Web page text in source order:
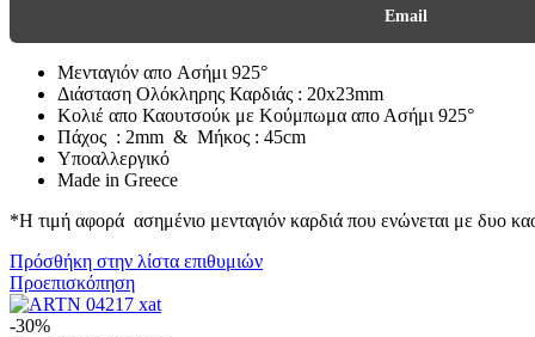
Email
Μενταγιόν απο Ασήμι 925°
Διάσταση Ολόκληρης Καρδιάς : 20x23mm
Κολιέ απο Καουτσούκ με Κούμπωμα απο Ασήμι 925°
Πάχος : 2mm & Μήκος : 45cm
Υποαλλεργικό
Made in Greece
*Η τιμή αφορά ασημένιο μενταγιόν καρδιά που ενώνεται με δυο
Πρόσθήκη στην λίστα επιθυμιών
Προεπισκόπηση
-30%